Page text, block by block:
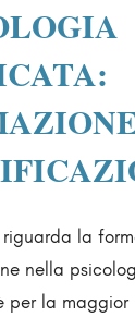
la
nella
per la